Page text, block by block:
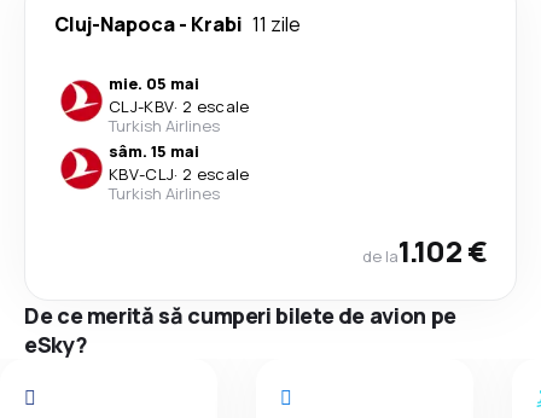
Cluj-Napoca- Krabi 11 zile
mie. 05 mai
CLJ-KBV· 2 escale
Turkish Airlines
sâm. 15 mai
KBV-CLJ· 2 escale
Turkish Airlines
de la1.102 €
De ce merită să cumperi bilete de avion pe
eSky?